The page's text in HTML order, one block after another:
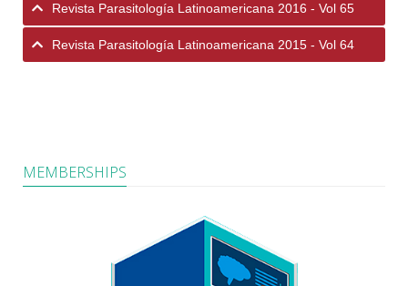
Revista Parasitología Latinoamericana 2016 - Vol 65
Revista Parasitología Latinoamericana 2015 - Vol 64
MEMBERSHIPS